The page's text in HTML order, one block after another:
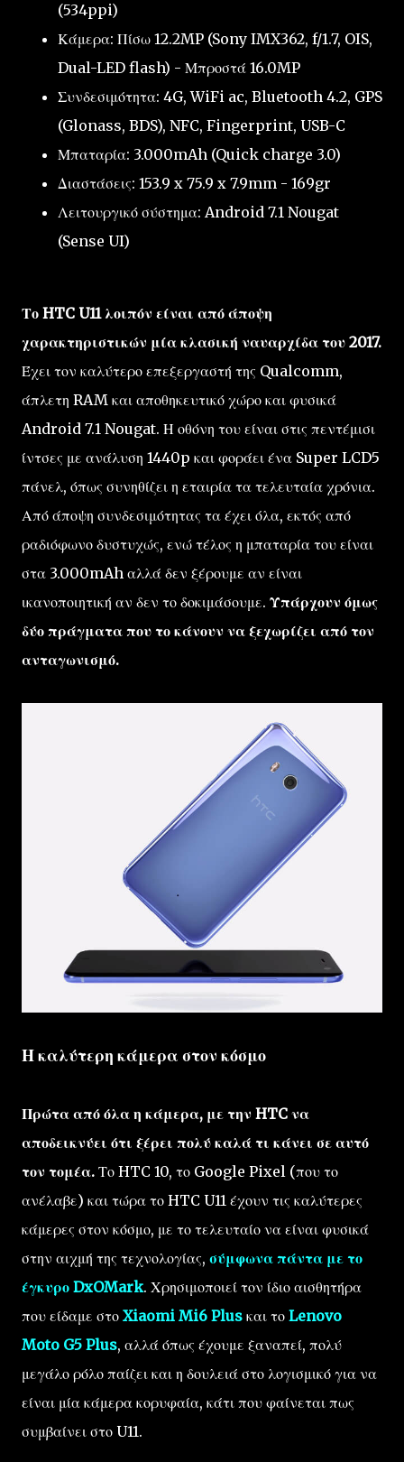
(534ppi)
Κάμερα: Πίσω 12.2MP (Sony IMX362, f/1.7, OIS,
Dual-LED flash) - Μπροστά 16.0MP
Συνδεσιμότητα: 4G, WiFi ac, Bluetooth 4.2, GPS
(Glonass, BDS), NFC, Fingerprint, USB-C
Μπαταρία: 3.000mAh (Quick charge 3.0)
Διαστάσεις: 153.9 x 75.9 x 7.9mm - 169gr
Λειτουργικό σύστημα: Android 7.1 Nougat
(Sense UI)
Το HTC U11 λοιπόν είναι από άποψη
χαρακτηριστικών μία κλασική ναυαρχίδα του 2017.
Έχει τον καλύτερο επεξεργαστή της Qualcomm,
άπλετη RAM και αποθηκευτικό χώρο και φυσικά
Android 7.1 Nougat. Η οθόνη του είναι στις πεντέμισι
ίντσες με ανάλυση 1440p και φοράει ένα Super LCD5
πάνελ, όπως συνηθίζει η εταιρία τα τελευταία χρόνια.
Από άποψη συνδεσιμότητας τα έχει όλα, εκτός από
ραδιόφωνο δυστυχώς, ενώ τέλος η μπαταρία του είναι
στα 3.000mAh αλλά δεν ξέρουμε αν είναι
ικανοποιητική αν δεν το δοκιμάσουμε. Υπάρχουν όμως
δύο πράγματα που το κάνουν να ξεχωρίζει από τον
ανταγωνισμό.
Η καλύτερη κάμερα στον κόσμο
Πρώτα από όλα η κάμερα, με την HTC να
αποδεικνύει ότι ξέρει πολύ καλά τι κάνει σε αυτό
τον τομέα. Το HTC 10, το Google Pixel (που το
ανέλαβε) και τώρα το HTC U11 έχουν τις καλύτερες
κάμερες στον κόσμο, με το τελευταίο να είναι φυσικά
στην αιχμή της τεχνολογίας, σύμφωνα πάντα με το
έγκυρο DxOMark. Χρησιμοποιεί τον ίδιο αισθητήρα
που είδαμε στο Xiaomi Mi6 Plus και το Lenovo
Moto G5 Plus, αλλά όπως έχουμε ξαναπεί, πολύ
μεγάλο ρόλο παίζει και η δουλειά στο λογισμικό για να
είναι μία κάμερα κορυφαία, κάτι που φαίνεται πως
συμβαίνει στο U11.